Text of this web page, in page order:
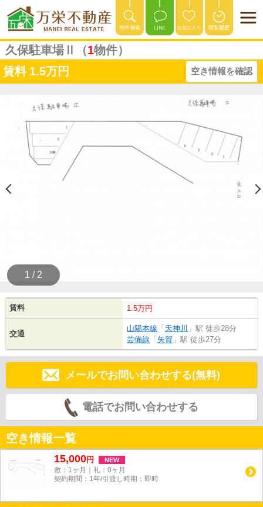
久保駐車場Ⅱ（1物件）
賃料 1.5万円 空き情報を確認
1 / 2
賃料 1.5万円
交通
山陽本線 「 天神川 」駅 徒歩28分
芸備線 「 矢賀 」駅 徒歩27分
メールでお問い合わせする(無料)
電話でお問い合わせする
空き情報一覧
15,000円 NEW
敷：1ヶ月｜礼：0ヶ月
契約期間：1年/引渡し時期：即時